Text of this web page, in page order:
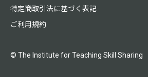
特定商取引法に基づく表記
ご利用規約
© The Institute for Teaching Skill Sharing